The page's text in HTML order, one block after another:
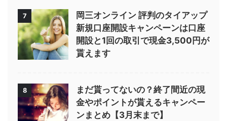
7
岡三オンライン 評判のタイアップ
新規口座開設キャンペーンは口座
開設と1回の取引で現金3,500円が
貰えます
8
まだ貰ってないの？終了間近の現
金やポイントが貰えるキャンペー
ンまとめ【3月末まで】